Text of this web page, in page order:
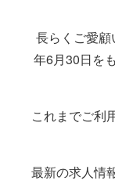
長らくご愛
年6月30日を
これまでご利
最新の求人情